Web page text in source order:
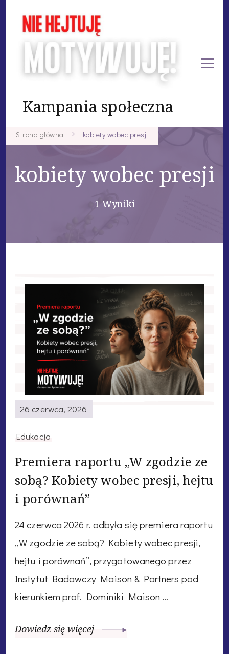
Kampania społeczna
Strona główna kobiety wobec presji
kobiety wobec presji
1 Wyniki
26 czerwca, 2026
Edukacja
Premiera raportu „W zgodzie ze
sobą? Kobiety wobec presji, hejtu
i porównań”
24 czerwca 2026 r. odbyła się premiera raportu
„W zgodzie ze sobą? Kobiety wobec presji,
hejtu i porównań”, przygotowanego przez
Instytut Badawczy Maison & Partners pod
kierunkiem prof. Dominiki Maison …
Dowiedz się więcej